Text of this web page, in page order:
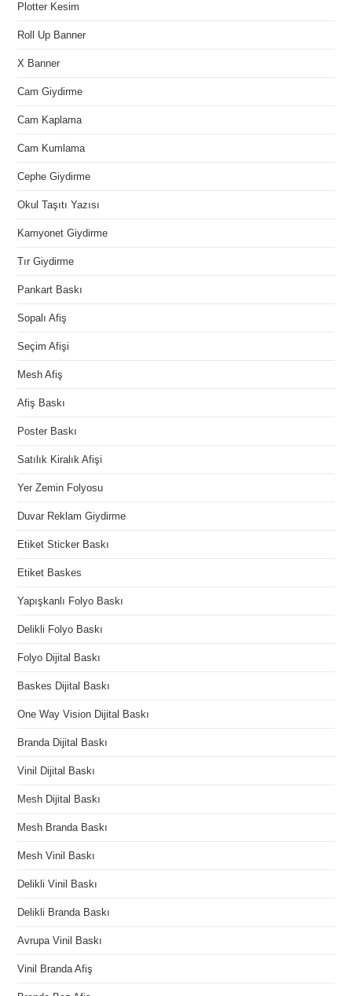
Plotter Kesim
Roll Up Banner
X Banner
Cam Giydirme
Cam Kaplama
Cam Kumlama
Cephe Giydirme
Okul Taşıtı Yazısı
Kamyonet Giydirme
Tır Giydirme
Pankart Baskı
Sopalı Afiş
Seçim Afişi
Mesh Afiş
Afiş Baskı
Poster Baskı
Satılık Kiralık Afişi
Yer Zemin Folyosu
Duvar Reklam Giydirme
Etiket Sticker Baskı
Etiket Baskes
Yapışkanlı Folyo Baskı
Delikli Folyo Baskı
Folyo Dijital Baskı
Baskes Dijital Baskı
One Way Vision Dijital Baskı
Branda Dijital Baskı
Vinil Dijital Baskı
Mesh Dijital Baskı
Mesh Branda Baskı
Mesh Vinil Baskı
Delikli Vinil Baskı
Delikli Branda Baskı
Avrupa Vinil Baskı
Vinil Branda Afiş